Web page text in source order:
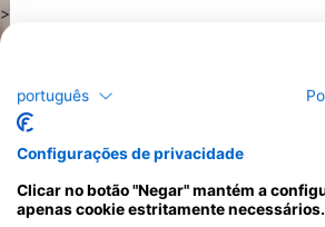
>
português
Configurações de privacidade
Clicar no botão "Negar" mantém a
apenas cookie estritamente necessários.